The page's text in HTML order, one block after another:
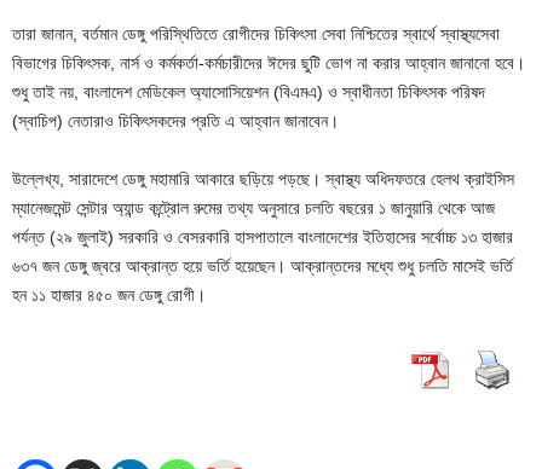
তারা জানান, বর্তমান ডেঙ্গু পরিস্থিতিতে রোগীদের চিকিৎসা সেবা নিশ্চিতের স্বার্থে স্বাস্থ্যসেবা
বিভাগের চিকিৎসক, নার্স ও কর্মকর্তা-কর্মচারীদের ঈদের ছুটি ভোগ না করার আহ্বান জানানো হবে।
শুধু তাই নয়, বাংলাদেশ মেডিকেল অ্যাসোসিয়েশন (বিএমএ) ও স্বাধীনতা চিকিৎসক পরিষদ
(স্বাচিপ) নেতারাও চিকিৎসকদের প্রতি এ আহ্বান জানাবেন।
উল্লেখ্য, সারাদেশে ডেঙ্গু মহামারি আকারে ছড়িয়ে পড়ছে। স্বাস্থ্য অধিদফতরে হেলথ ক্রাইসিস
ম্যানেজমেন্ট সেন্টার অ্যান্ড কন্ট্রোল রুমের তথ্য অনুসারে চলতি বছরের ১ জানুয়ারি থেকে আজ
পর্যন্ত (২৯ জুলাই) সরকারি ও বেসরকারি হাসপাতালে বাংলাদেশের ইতিহাসের সর্বোচ্চ ১৩ হাজার
৬৩৭ জন ডেঙ্গু জ্বরে আক্রান্ত হয়ে ভর্তি হয়েছেন। আক্রান্তদের মধ্যে শুধু চলতি মাসেই ভর্তি
হন ১১ হাজার ৪৫০ জন ডেঙ্গু রোগী।